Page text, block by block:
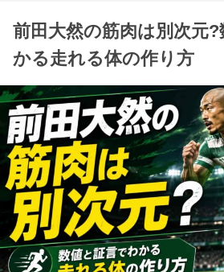
前田大然の筋肉は別次元
かる走れる体の作り方